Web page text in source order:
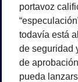
portavoz
todavía está
de seguridad
de
pueda